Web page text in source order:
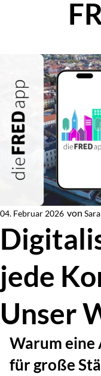
04. Februar 2026 von
Von
jede
Unser
Warum eine
für große